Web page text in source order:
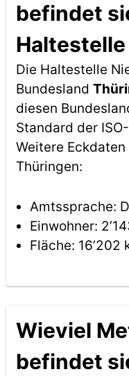
befindet
Die Haltestelle
Bundesland
diesen
Standard der
Weitere
Thüringen:
Amtssprache:
Einwohner:
Fläche: 16’202
Wieviel
befindet